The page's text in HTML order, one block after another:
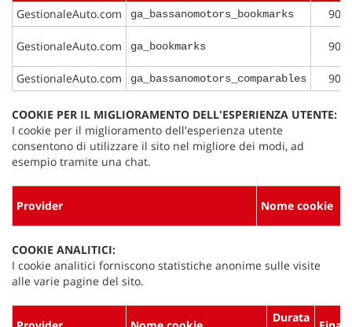
GestionaleAuto.com
ga_bassanomotors_bookmarks 90
GestionaleAuto.com ga_bookmarks 90
GestionaleAuto.com ga_bassanomotors_comparables 90
COOKIE PER IL MIGLIORAMENTO DELL'ESPERIENZA UTENTE:
I cookie per il miglioramento dell'esperienza utente
consentono di utilizzare il sito nel migliore dei modi, ad
esempio tramite una chat.
Provider Nome cookie
COOKIE ANALITICI:
I cookie analitici forniscono statistiche anonime sulle visite
alle varie pagine del sito.
Durata